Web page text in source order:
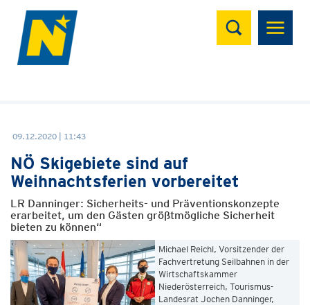
Suchen
09.12.2020 | 11:43
NÖ Skigebiete sind auf
Weihnachtsferien vorbereitet
LR Danninger: Sicherheits- und Präventionskonzepte
erarbeitet, um den Gästen größtmögliche Sicherheit
bieten zu können“
Michael Reichl, Vorsitzender der
Fachvertretung Seilbahnen in der
Wirtschaftskammer
Niederösterreich, Tourismus-
Landesrat Jochen Danninger,